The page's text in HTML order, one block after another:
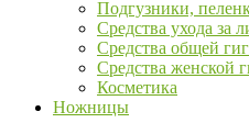
Подгузники,
Средства ухода за
Средства общей
Средства женской
Косметика
Ножницы